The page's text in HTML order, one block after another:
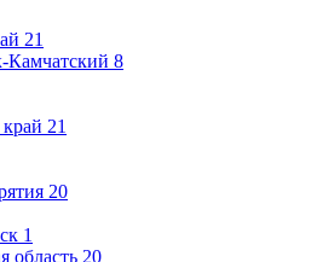
21
Камчатский 8
21
20
1
область 20